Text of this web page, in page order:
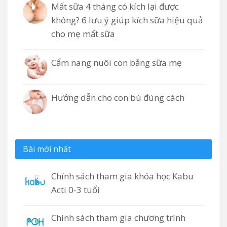
Mất sữa 4 tháng có kích lại được
không? 6 lưu ý giúp kích sữa hiệu quả
cho mẹ mất sữa
Cẩm nang nuôi con bằng sữa mẹ
Hướng dẫn cho con bú đúng cách
Bài mới nhất
Chính sách tham gia khóa học Kabu
Acti 0-3 tuổi
Chính sách tham gia chương trình